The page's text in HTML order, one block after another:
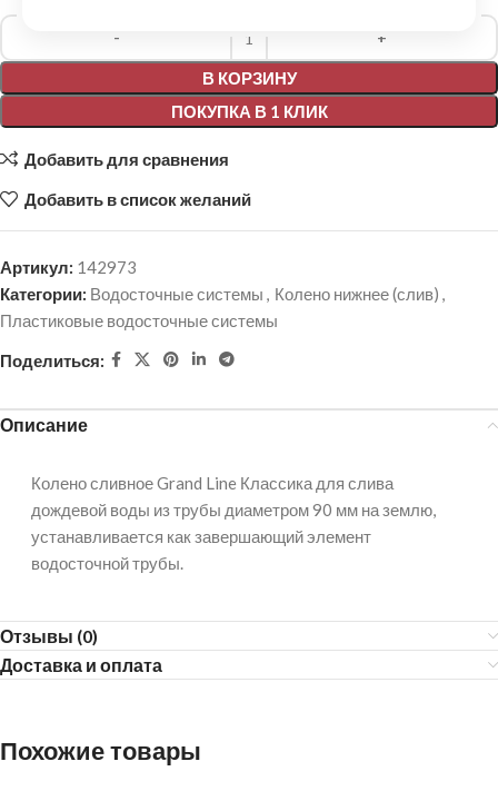
В КОРЗИНУ
ПОКУПКА В 1 КЛИК
Alternative:
Добавить для сравнения
Добавить в список желаний
Артикул: 142973
Категории: Водосточные системы , Колено нижнее (слив) ,
Пластиковые водосточные системы
Поделиться:
Описание
Колено сливное Grand Line Классика для слива
дождевой воды из трубы диаметром 90 мм на землю,
устанавливается как завершающий элемент
водосточной трубы.
Отзывы (0)
Доставка и оплата
Похожие товары